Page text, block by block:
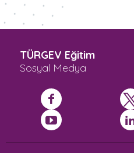
TÜRGEV Eğitim
Sosyal Medya